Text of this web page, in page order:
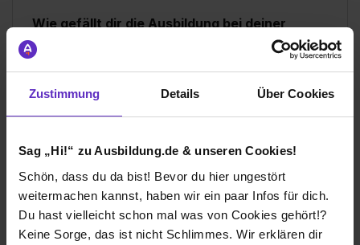
Zustimmung Details Über Cookies
Sag „Hi!“ zu Ausbildung.de & unseren Cookies!
Schön, dass du da bist! Bevor du hier ungestört
weitermachen kannst, haben wir ein paar Infos für dich.
Du hast vielleicht schon mal was von Cookies gehört!?
Keine Sorge, das ist nicht Schlimmes. Wir erklären dir
Wie gefällt dir die Ausbildung bei deiner
Firma?
Als Azubi wird man gut betreut. Es gibt immer einen
für die Dauer des Praxisabschnittes einen weiteren
Ansprechpartner. Auch die Atmosphäre unter den
lehrgangsübergreifend Anschluss. Als Azubi werden
Scannen gegeben, sondern man darf auch richtig
mitarbeiten sobald man angelernt wurde.
Wie gefällt dir dein Ausbildungsberuf?